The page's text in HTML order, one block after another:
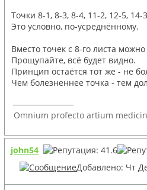
Точки 8-1, 8-3, 8-4, 11-2, 12-5, 14-
Это условно, по-усреднённому.
Вместо точек с 8-го листа
Прощупайте, всё будет видно.
Принцип остаётся тот же - не
Чем болезненнее точка - тем
Omnium profecto artium
john54
Добавлено: Чт